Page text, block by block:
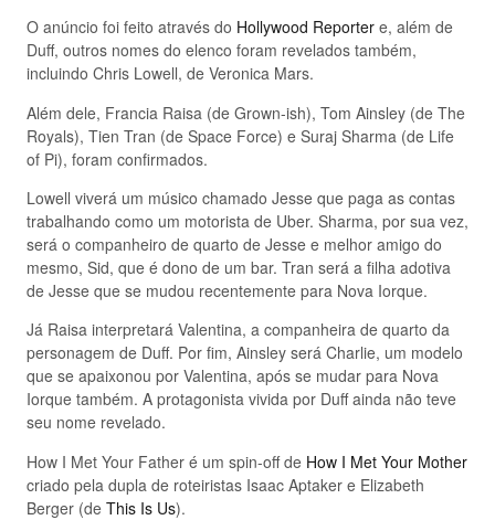
O anúncio foi feito através do Hollywood Reporter e, além de
Duff, outros nomes do elenco foram revelados também,
incluindo Chris Lowell, de Veronica Mars.
Além dele, Francia Raisa (de Grown-ish), Tom Ainsley (de The
Royals), Tien Tran (de Space Force) e Suraj Sharma (de Life
of Pi), foram confirmados.
Lowell viverá um músico chamado Jesse que paga as contas
trabalhando como um motorista de Uber. Sharma, por sua vez,
será o companheiro de quarto de Jesse e melhor amigo do
mesmo, Sid, que é dono de um bar. Tran será a filha adotiva
de Jesse que se mudou recentemente para Nova Iorque.
Já Raisa interpretará Valentina, a companheira de quarto da
personagem de Duff. Por fim, Ainsley será Charlie, um modelo
que se apaixonou por Valentina, após se mudar para Nova
Iorque também. A protagonista vivida por Duff ainda não teve
seu nome revelado.
How I Met Your Father é um spin-off de How I Met Your Mother
criado pela dupla de roteiristas Isaac Aptaker e Elizabeth
Berger (de This Is Us).